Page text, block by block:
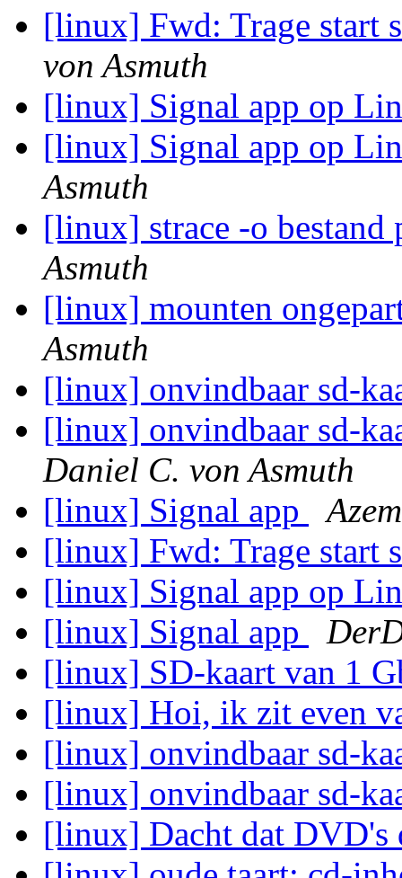
[linux] Fwd: Trage
von Asmuth
[linux] Signal app op
[linux] Signal app op
Asmuth
[linux] strace -o bestand
Asmuth
[linux] mounten
Asmuth
[linux] onvindbaar sd-
[linux] onvindbaar sd-
Daniel C. von Asmuth
[linux] Signal app
Azem
[linux] Fwd: Trage
[linux] Signal app op
[linux] Signal app
[linux] SD-kaart van 1
[linux] Hoi, ik zit even
[linux] onvindbaar sd-
[linux] onvindbaar sd-
[linux] Dacht dat DVD's